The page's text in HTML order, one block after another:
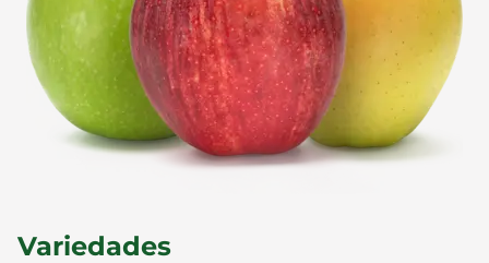
Noticias
En
Variedades